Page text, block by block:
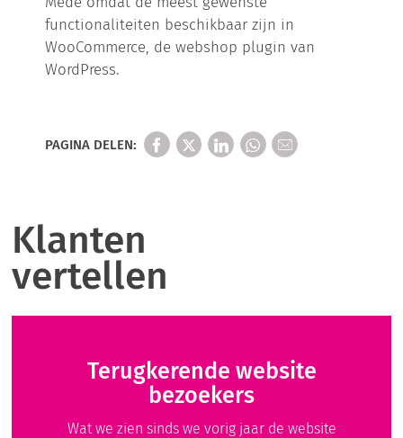
functionaliteiten beschikbaar zijn in
WooCommerce, de webshop plugin van
WordPress.
PAGINA DELEN:
Klanten
vertellen
Terugkerende website
bezoekers
Wat we zien sinds we vorig jaar de website